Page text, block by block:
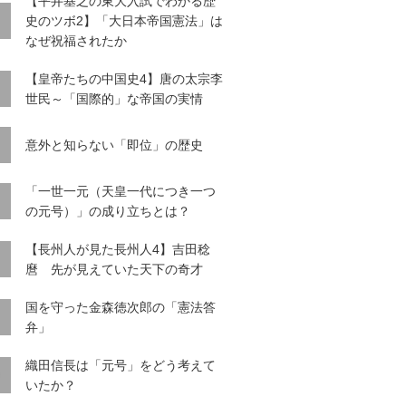
史のツボ2】「大日本帝国憲法」は
なぜ祝福されたか
【皇帝たちの中国史4】唐の太宗李
世民～「国際的」な帝国の実情
意外と知らない「即位」の歴史
「一世一元（天皇一代につき一つ
の元号）」の成り立ちとは？
【長州人が見た長州人4】吉田稔
麿 先が見えていた天下の奇才
国を守った金森徳次郎の「憲法答
弁」
織田信長は「元号」をどう考えて
いたか？